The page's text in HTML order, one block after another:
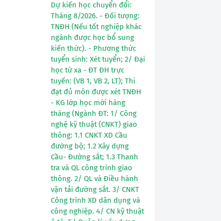
Dự kiến học chuyển đổi:
Tháng 8/2026. - Đối tượng:
TNĐH (Nếu tốt nghiệp khác
ngành được học bổ sung
kiến thức). - Phương thức
tuyển sinh: Xét tuyển; 2/ Đại
học từ xa - ĐT ĐH trực
tuyến: (VB 1, VB 2, LT); Thi
đạt đủ môn được xét TNĐH
- KG lớp học mới hàng
tháng (Ngành ĐT: 1/ Công
nghệ kỹ thuật (CNKT) giao
thông: 1.1 CNKT XD Cầu
đường bộ; 1.2 Xây dựng
Cầu- Đường sắt; 1.3 Thanh
tra và QL công trình giao
thông. 2/ QL và Điều hành
vận tải đường sắt. 3/ CNKT
Công trình XD dân dụng và
công nghiệp. 4/ CN kỹ thuật